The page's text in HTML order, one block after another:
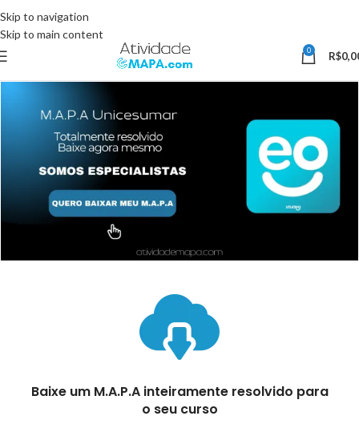
Skip to navigation
Skip to main content
0 R$
Baixe um M.A.P.A inteiramente resolvido para
o seu curso
somente pelo site.